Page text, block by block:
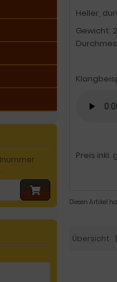
Heller,
Gewicht:
Preis inkl.
Diesen Artikel
Übersicht